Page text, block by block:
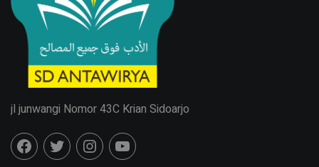
jl junwangi Nomor 43C Krian Sidoarjo